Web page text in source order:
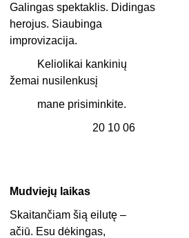
Galingas spektaklis. Didingas
herojus. Siaubinga
improvizacija.
Keliolikai kankinių
žemai nusilenkusį
mane prisiminkite.
20 10 06
Mudviejų laikas
Skaitančiam šią eilutę –
ačiū. Esu dėkingas,